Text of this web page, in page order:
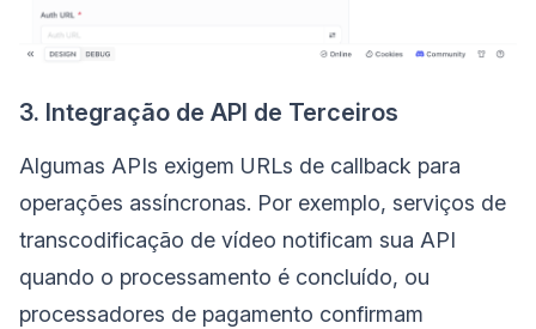
3. Integração de API de Terceiros
Algumas APIs exigem URLs de callback para
operações assíncronas. Por exemplo, serviços de
transcodificação de vídeo notificam sua API
quando o processamento é concluído, ou
processadores de pagamento confirmam